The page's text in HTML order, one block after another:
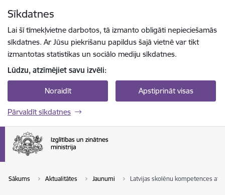
Sīkdatnes
Lai šī tīmekļvietne darbotos, tā izmanto obligāti nepieciešamās
sīkdatnes. Ar Jūsu piekrišanu papildus šajā vietnē var tikt
izmantotas statistikas un sociālo mediju sīkdatnes.
Lūdzu, atzīmējiet savu izvēli:
Noraidīt Apstiprināt visas
Pārvaldīt sīkdatnes
Sākums Aktualitātes Jaunumi Latvijas skolēnu kompetences